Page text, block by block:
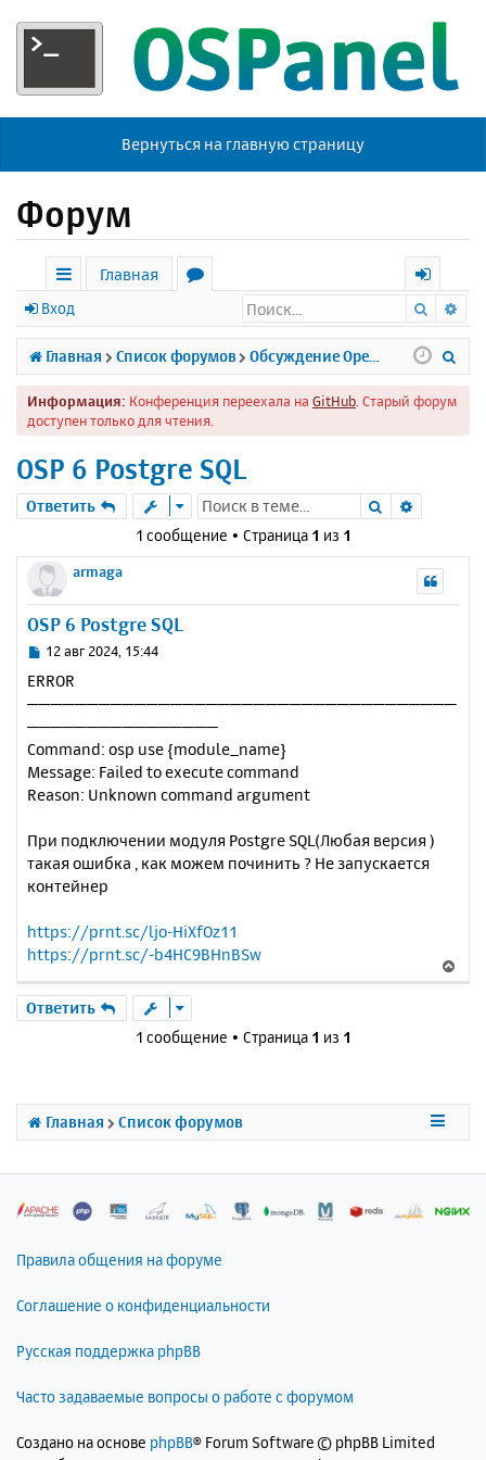
Вернуться на главную страницу
Форум
с
ы
л
к
Главная
р
у
м
х
о
д
Вход Поиск
Главная Список форумов
Информация: Конференция переехала на GitHub . Старый форум
доступен только для чтения.
OSP 6 Postgre SQL
Ответить Поиск
1 сообщение • Страница 1 из 1
armaga
OSP 6 Postgre SQL
С
о
б
щ
е
н
е
12 авг 2024, 15:44
ERROR
────────────────────────────────────
────────────────
Command: osp use {module_name}
Message: Failed to execute command
Reason: Unknown command argument
При подключении модуля Postgre SQL(Любая версия )
такая ошибка , как можем починить ? Не запускается
контейнер
https://prnt.sc/ljo-HiXfOz11
https://prnt.sc/-b4HC9BHnBSw
е
с
н
ч
Ответить
1 сообщение • Страница 1 из 1
Главная Список форумов
Правила общения на форуме
Соглашение о конфиденциальности
Русская поддержка phpBB
Часто задаваемые вопросы о работе с форумом
Создано на основе phpBB® Forum Software © phpBB Limited